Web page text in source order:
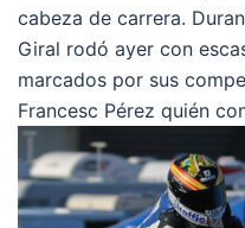
cabeza de carrera.
Giral rodó ayer con
marcados por sus
Francesc Pérez quién